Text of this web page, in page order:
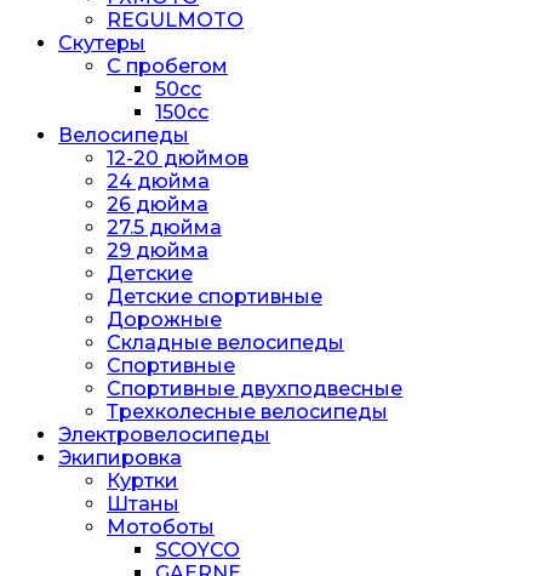
REGULMOTO
Скутеры
С пробегом
50cc
150cc
Велосипеды
12-20 дюймов
24 дюйма
26 дюйма
27.5 дюйма
29 дюйма
Детские
Детские спортивные
Дорожные
Складные велосипеды
Спортивные
Спортивные двухподвесные
Трехколесные велосипеды
Электровелосипеды
Экипировка
Куртки
Штаны
Мотоботы
SCOYCO